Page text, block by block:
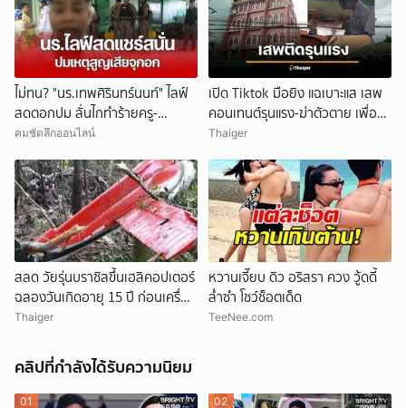
ไม่ทน? "นร.เทพศิรินทร์นนท์" ไลฟ์
สดตอกปม ลั่นไกทำร้ายครู-
นักเรียน โซเชียลแชร์แรง
คมชัดลึกออนไลน์
เปิด Tiktok มือยิง แฉเบาะแส เสพ
คอนเทนต์รุนแรง-ฆ่าตัวตาย เพื่อน
ยัน ไม่มีบูลลี่
Thaiger
สลด วัยรุ่นบราซิลขึ้นเฮลิคอปเตอร์
ฉลองวันเกิดอายุ 15 ปี ก่อนเครื่อง
ตก คร่าชีวิต 4 ศพ
Thaiger
หวานเจี๊ยบ ดิว อริสรา ควง วู้ดดี้
ล่ำซำ โชว์ช็อตเด็ด
TeeNee.com
คลิปที่กำลังได้รับความนิยม
01 02